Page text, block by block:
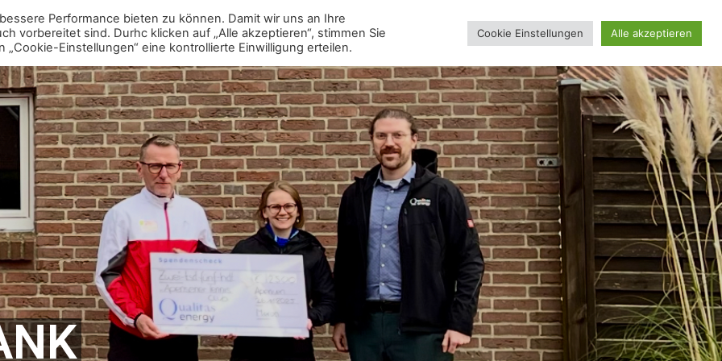
Mitgliedschaft Jugend Erwachsene Vereinskollektion
Performance bieten zu können. Damit wir uns an Ihre
vorbereitet sind. Durhc klicken auf „Alle akzeptieren“, stimmen Sie
Einstellungen“ eine kontrollierte Einwilligung erteilen.
Cookie Einstellungen Alle akzeptieren